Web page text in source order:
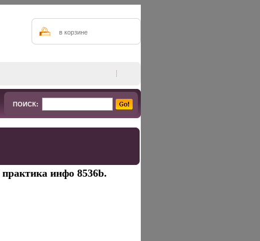
в корзине
ПОИСК:
инфо 8536b.